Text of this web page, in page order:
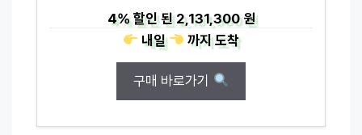
4%할인 된2,131,300 원
내일
까지도착
구매 바로가기